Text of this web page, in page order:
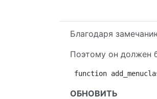
Благодаря
Поэтому он должен
function
ОБНОВИТЬ